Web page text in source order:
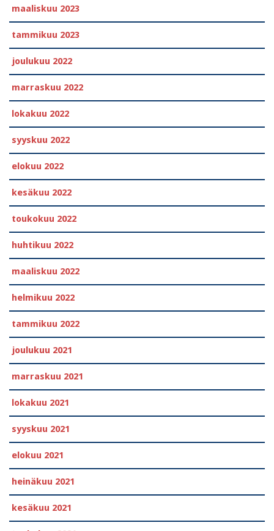
maaliskuu 2023
tammikuu 2023
joulukuu 2022
marraskuu 2022
lokakuu 2022
syyskuu 2022
elokuu 2022
kesäkuu 2022
toukokuu 2022
huhtikuu 2022
maaliskuu 2022
helmikuu 2022
tammikuu 2022
joulukuu 2021
marraskuu 2021
lokakuu 2021
syyskuu 2021
elokuu 2021
heinäkuu 2021
kesäkuu 2021